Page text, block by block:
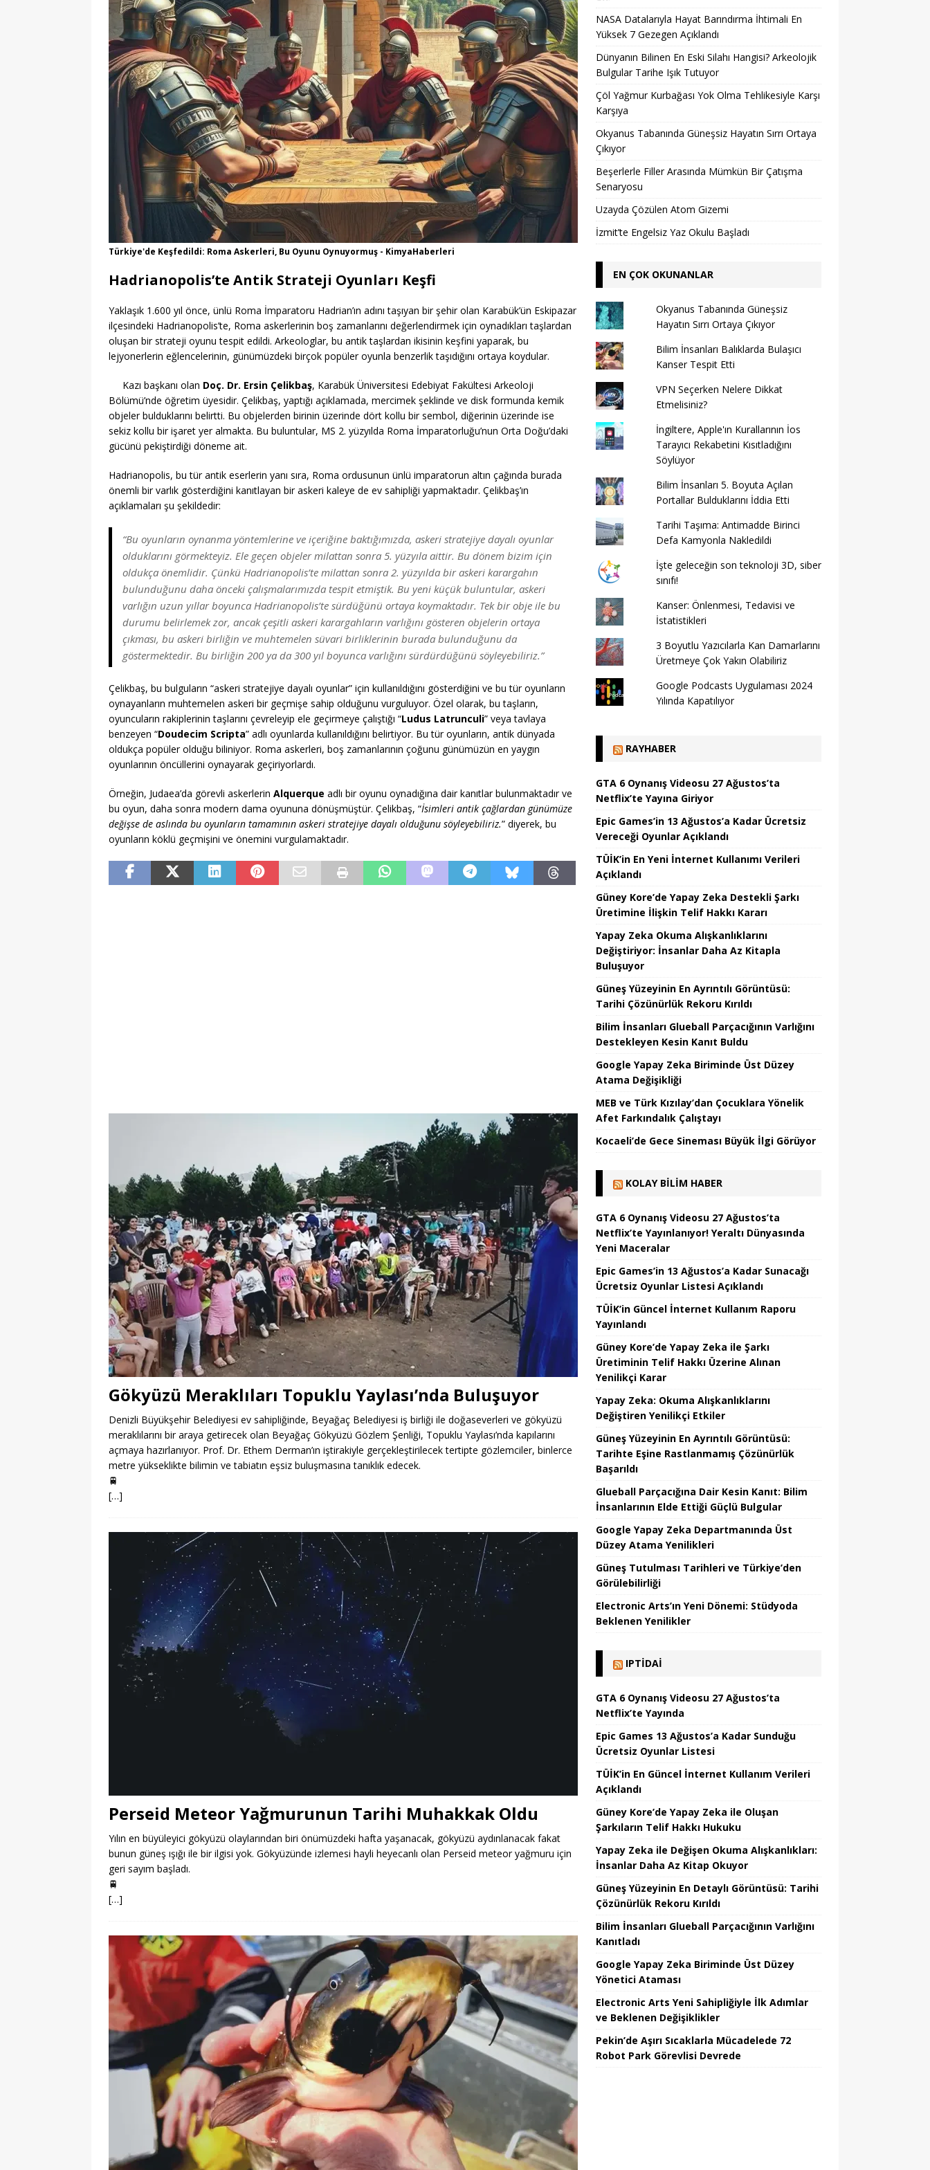
Türkiye'de Keşfedildi: Roma Askerleri, Bu Oyunu Oynuyormuş - KimyaHaberleri
Hadrianopolis’te Antik Strateji Oyunları Keşfi
Yaklaşık 1.600 yıl önce, ünlü Roma İmparatoru Hadrian’ın adını taşıyan bir şehir olan Karabük’ün Eskipazar
ilçesindeki Hadrianopolis’te, Roma askerlerinin boş zamanlarını değerlendirmek için oynadıkları taşlardan
oluşan bir strateji oyunu tespit edildi. Arkeologlar, bu antik taşlardan ikisinin keşfini yaparak, bu
lejyonerlerin eğlencelerinin, günümüzdeki birçok popüler oyunla benzerlik taşıdığını ortaya koydular.
Kazı başkanı olan Doç. Dr. Ersin Çelikbaş, Karabük Üniversitesi Edebiyat Fakültesi Arkeoloji
Bölümü’nde öğretim üyesidir. Çelikbaş, yaptığı açıklamada, mercimek şeklinde ve disk formunda kemik
objeler bulduklarını belirtti. Bu objelerden birinin üzerinde dört kollu bir sembol, diğerinin üzerinde ise
sekiz kollu bir işaret yer almakta. Bu buluntular, MS 2. yüzyılda Roma İmparatorluğu’nun Orta Doğu’daki
gücünü pekiştirdiği döneme ait.
Hadrianopolis, bu tür antik eserlerin yanı sıra, Roma ordusunun ünlü imparatorun altın çağında burada
önemli bir varlık gösterdiğini kanıtlayan bir askeri kaleye de ev sahipliği yapmaktadır. Çelikbaş’ın
açıklamaları şu şekildedir:
“Bu oyunların oynanma yöntemlerine ve içeriğine baktığımızda, askeri stratejiye dayalı oyunlar
olduklarını görmekteyiz. Ele geçen objeler milattan sonra 5. yüzyıla aittir. Bu dönem bizim için
oldukça önemlidir. Çünkü Hadrianopolis’te milattan sonra 2. yüzyılda bir askeri karargahın
bulunduğunu daha önceki çalışmalarımızda tespit etmiştik. Bu yeni küçük buluntular, askeri
varlığın uzun yıllar boyunca Hadrianopolis’te sürdüğünü ortaya koymaktadır. Tek bir obje ile bu
durumu belirlemek zor, ancak çeşitli askeri karargahların varlığını gösteren objelerin ortaya
çıkması, bu askeri birliğin ve muhtemelen süvari birliklerinin burada bulunduğunu da
göstermektedir. Bu birliğin 200 ya da 300 yıl boyunca varlığını sürdürdüğünü söyleyebiliriz.”
Çelikbaş, bu bulguların “askeri stratejiye dayalı oyunlar” için kullanıldığını gösterdiğini ve bu tür oyunların
oynayanların muhtemelen askeri bir geçmişe sahip olduğunu vurguluyor. Özel olarak, bu taşların,
oyuncuların rakiplerinin taşlarını çevreleyip ele geçirmeye çalıştığı “Ludus Latrunculi” veya tavlaya
benzeyen “Doudecim Scripta” adlı oyunlarda kullanıldığını belirtiyor. Bu tür oyunların, antik dünyada
oldukça popüler olduğu biliniyor. Roma askerleri, boş zamanlarının çoğunu günümüzün en yaygın
oyunlarının öncüllerini oynayarak geçiriyorlardı.
Örneğin, Judaea’da görevli askerlerin Alquerque adlı bir oyunu oynadığına dair kanıtlar bulunmaktadır ve
bu oyun, daha sonra modern dama oyununa dönüşmüştür. Çelikbaş, “İsimleri antik çağlardan günümüze
değişse de aslında bu oyunların tamamının askeri stratejiye dayalı olduğunu söyleyebiliriz.” diyerek, bu
oyunların köklü geçmişini ve önemini vurgulamaktadır.
Gökyüzü Meraklıları Topuklu Yaylası’nda Buluşuyor
Denizli Büyükşehir Belediyesi ev sahipliğinde, Beyağaç Belediyesi iş birliği ile doğaseverleri ve gökyüzü
meraklılarını bir araya getirecek olan Beyağaç Gökyüzü Gözlem Şenliği, Topuklu Yaylası’nda kapılarını
açmaya hazırlanıyor. Prof. Dr. Ethem Derman’ın iştirakiyle gerçekleştirilecek tertipte gözlemciler, binlerce
metre yükseklikte bilimin ve tabiatın eşsiz buluşmasına tanıklık edecek.
🚆
[…]
Perseid Meteor Yağmurunun Tarihi Muhakkak Oldu
Yılın en büyüleyici gökyüzü olaylarından biri önümüzdeki hafta yaşanacak, gökyüzü aydınlanacak fakat
bunun güneş ışığı ile bir ilgisi yok. Gökyüzünde izlemesi hayli heyecanlı olan Perseid meteor yağmuru için
geri sayım başladı.
🚆
[…]
NASA Datalarıyla Hayat Barındırma İhtimali En
Yüksek 7 Gezegen Açıklandı
Dünyanın Bilinen En Eski Silahı Hangisi? Arkeolojik
Bulgular Tarihe Işık Tutuyor
Çöl Yağmur Kurbağası Yok Olma Tehlikesiyle Karşı
Karşıya
Okyanus Tabanında Güneşsiz Hayatın Sırrı Ortaya
Çıkıyor
Beşerlerle Filler Arasında Mümkün Bir Çatışma
Senaryosu
Uzayda Çözülen Atom Gizemi
İzmit’te Engelsiz Yaz Okulu Başladı
EN ÇOK OKUNANLAR
Okyanus Tabanında Güneşsiz
Hayatın Sırrı Ortaya Çıkıyor
Bilim İnsanları Balıklarda Bulaşıcı
Kanser Tespit Etti
VPN Seçerken Nelere Dikkat
Etmelisiniz?
İngiltere, Apple'ın Kurallarının İos
Tarayıcı Rekabetini Kısıtladığını
Söylüyor
Bilim İnsanları 5. Boyuta Açılan
Portallar Bulduklarını İddia Etti
Tarihi Taşıma: Antimadde Birinci
Defa Kamyonla Nakledildi
İşte geleceğin son teknoloji 3D, siber
sınıfı!
Kanser: Önlenmesi, Tedavisi ve
İstatistikleri
3 Boyutlu Yazıcılarla Kan Damarlarını
Üretmeye Çok Yakın Olabiliriz
Google Podcasts Uygulaması 2024
Yılında Kapatılıyor
RAYHABER
GTA 6 Oynanış Videosu 27 Ağustos’ta
Netflix’te Yayına Giriyor
Epic Games’in 13 Ağustos’a Kadar Ücretsiz
Vereceği Oyunlar Açıklandı
TÜİK’in En Yeni İnternet Kullanımı Verileri
Açıklandı
Güney Kore’de Yapay Zeka Destekli Şarkı
Üretimine İlişkin Telif Hakkı Kararı
Yapay Zeka Okuma Alışkanlıklarını
Değiştiriyor: İnsanlar Daha Az Kitapla
Buluşuyor
Güneş Yüzeyinin En Ayrıntılı Görüntüsü:
Tarihi Çözünürlük Rekoru Kırıldı
Bilim İnsanları Glueball Parçacığının Varlığını
Destekleyen Kesin Kanıt Buldu
Google Yapay Zeka Biriminde Üst Düzey
Atama Değişikliği
MEB ve Türk Kızılay’dan Çocuklara Yönelik
Afet Farkındalık Çalıştayı
Kocaeli’de Gece Sineması Büyük İlgi Görüyor
KOLAY BILIM HABER
GTA 6 Oynanış Videosu 27 Ağustos’ta
Netflix’te Yayınlanıyor! Yeraltı Dünyasında
Yeni Maceralar
Epic Games’in 13 Ağustos’a Kadar Sunacağı
Ücretsiz Oyunlar Listesi Açıklandı
TÜİK’in Güncel İnternet Kullanım Raporu
Yayınlandı
Güney Kore’de Yapay Zeka ile Şarkı
Üretiminin Telif Hakkı Üzerine Alınan
Yenilikçi Karar
Yapay Zeka: Okuma Alışkanlıklarını
Değiştiren Yenilikçi Etkiler
Güneş Yüzeyinin En Ayrıntılı Görüntüsü:
Tarihte Eşine Rastlanmamış Çözünürlük
Başarıldı
Glueball Parçacığına Dair Kesin Kanıt: Bilim
İnsanlarının Elde Ettiği Güçlü Bulgular
Google Yapay Zeka Departmanında Üst
Düzey Atama Yenilikleri
Güneş Tutulması Tarihleri ve Türkiye’den
Görülebilirliği
Electronic Arts’ın Yeni Dönemi: Stüdyoda
Beklenen Yenilikler
IPTIDAI
GTA 6 Oynanış Videosu 27 Ağustos’ta
Netflix’te Yayında
Epic Games 13 Ağustos’a Kadar Sunduğu
Ücretsiz Oyunlar Listesi
TÜİK’in En Güncel İnternet Kullanım Verileri
Açıklandı
Güney Kore’de Yapay Zeka ile Oluşan
Şarkıların Telif Hakkı Hukuku
Yapay Zeka ile Değişen Okuma Alışkanlıkları:
İnsanlar Daha Az Kitap Okuyor
Güneş Yüzeyinin En Detaylı Görüntüsü: Tarihi
Çözünürlük Rekoru Kırıldı
Bilim İnsanları Glueball Parçacığının Varlığını
Kanıtladı
Google Yapay Zeka Biriminde Üst Düzey
Yönetici Ataması
Electronic Arts Yeni Sahipliğiyle İlk Adımlar
ve Beklenen Değişiklikler
Pekin’de Aşırı Sıcaklarla Mücadelede 72
Robot Park Görevlisi Devrede